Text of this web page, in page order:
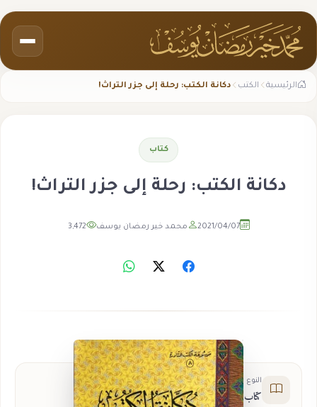
الرئيسية الكتب دكانة الكتب: رحلة إلى جزر التراث!
كتاب
دكانة الكتب: رحلة إلى جزر التراث!
2021/04/07 محمد خير رمضان يوسف 3,472
النوع
كتاب